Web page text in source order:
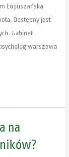
Łopuszańska
Dostępny jest
Gabinet
warszawa
na